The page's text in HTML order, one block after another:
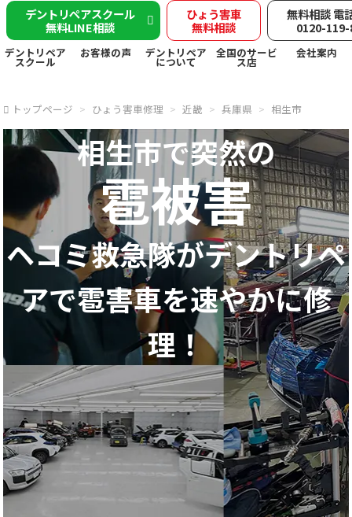
デントリペアスクール
無料LINE相談
ひょう害車
無料相談
無料相談 電
0120-
デントリペア
スクール
お客様の声 デントリペア
について
全国のサービ
ス店
会社案内
トップページ ひょう害車修理 近畿 兵庫県 相生市
相生市で突然の
雹被害
ヘコミ救急隊がデントリペ
アで雹害車を速やかに修
理！